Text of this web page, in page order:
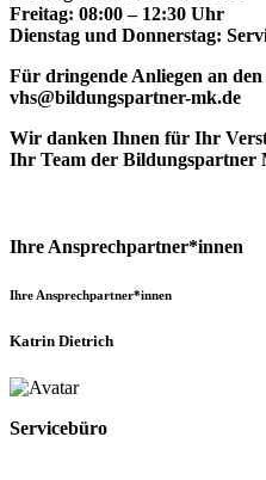
Freitag: 08:00 – 12:30 Uhr
Dienstag und Donnerstag:
Für dringende Anliegen an den
vhs@bildungspartner-mk.de
Wir danken Ihnen für Ihr
Ihr Team der Bildungspartner
Ihre Ansprechpartner*innen
Ihre Ansprechpartner*innen
Katrin Dietrich
Servicebüro